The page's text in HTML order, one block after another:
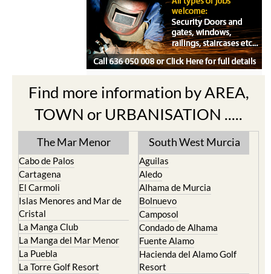
Find more information by AREA,
TOWN or URBANISATION .....
The Mar Menor
Cabo de Palos
Cartagena
El Carmoli
Islas Menores and Mar de
Cristal
La Manga Club
La Manga del Mar Menor
La Puebla
La Torre Golf Resort
South West Murcia
Aguilas
Aledo
Alhama de Murcia
Bolnuevo
Camposol
Condado de Alhama
Fuente Alamo
Hacienda del Alamo Golf
Resort